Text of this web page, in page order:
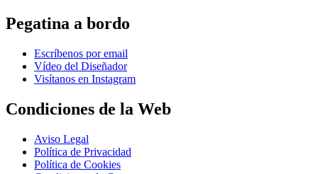
Pegatina a bordo
Escríbenos por email
Vídeo del Diseñador
Visítanos en Instagram
Condiciones de la Web
Aviso Legal
Política de Privacidad
Política de Cookies